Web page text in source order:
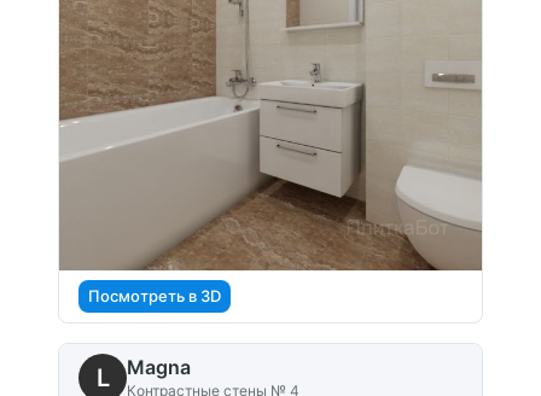
Посмотреть в 3D
L Magna
Контрастные стены № 4